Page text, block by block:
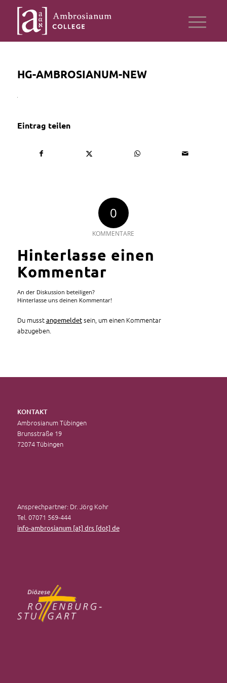
HG-AMBROSIANUM-NEW
Eintrag teilen
0
KOMMENTARE
Hinterlasse einen
Kommentar
An der Diskussion beteiligen?
Hinterlasse uns deinen Kommentar!
Du musstangemeldetsein, um einen Kommentar
abzugeben.
KONTAKT
Ambrosianum Tübingen
Brunsstraße 19
72074 Tübingen
Ansprechpartner: Dr. Jörg Kohr
Tel. 07071 569-444
info-ambrosianum [at] drs [dot] de